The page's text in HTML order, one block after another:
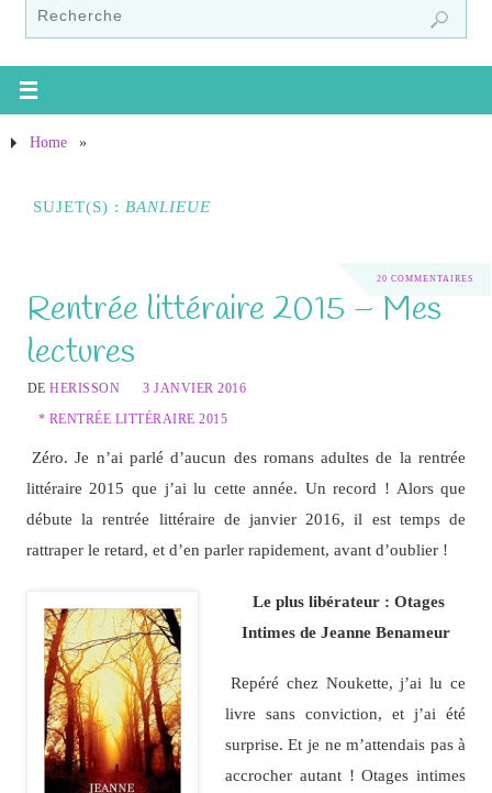
Home »
SUJET(S) : BANLIEUE
20 COMMENTAIRES
Rentrée littéraire 2015 – Mes
lectures
DEHERISSON
3 JANVIER 2016
* RENTRÉE LITTÉRAIRE 2015
Zéro. Je n’ai parlé d’aucun des romans adultes de la rentrée
littéraire 2015 que j’ai lu cette année. Un record ! Alors que
débute la rentrée littéraire de janvier 2016, il est temps de
rattraper le retard, et d’en parler rapidement, avant d’oublier !
Le plus libérateur : Otages
Intimes de Jeanne Benameur
Repéré chez Noukette, j’ai lu ce
livre sans conviction, et j’ai été
surprise. Et je ne m’attendais pas à
accrocher autant ! Otages intimes